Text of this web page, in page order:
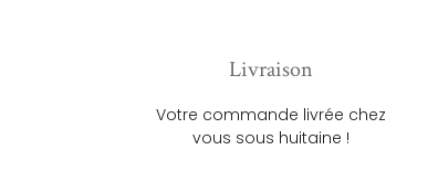
Livraison
Votre commande livrée chez
vous sous huitaine !